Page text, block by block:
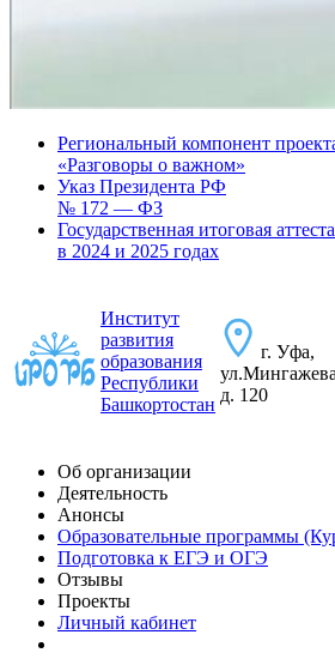
Региональный компонент
«Разговоры о важном»
Указ Президента РФ
№ 172 — ФЗ
Государственная итоговая
в 2024 и 2025 годах
Институт
развития
образования
Республики
Башкортостан
г. Уфа,
д. 120
Об организации
Деятельность
Анонсы
Образовательные программы
Подготовка к ЕГЭ и ОГЭ
Отзывы
Проекты
Личный кабинет